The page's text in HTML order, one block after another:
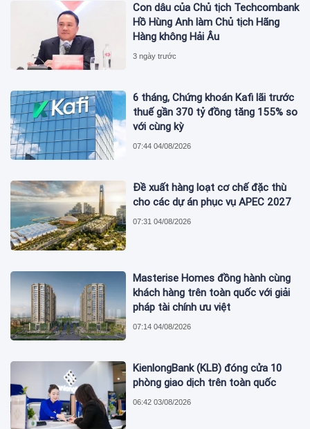
Con dâu của Chủ tịch Techcombank
Hồ Hùng Anh làm Chủ tịch Hãng
Hàng không Hải Âu
3 ngày trước
6 tháng, Chứng khoán Kafi lãi trước
thuế gần 370 tỷ đồng tăng 155% so
với cùng kỳ
07:44 04/08/2026
Đề xuất hàng loạt cơ chế đặc thù
cho các dự án phục vụ APEC 2027
07:31 04/08/2026
Masterise Homes đồng hành cùng
khách hàng trên toàn quốc với giải
pháp tài chính ưu việt
07:14 04/08/2026
KienlongBank (KLB) đóng cửa 10
phòng giao dịch trên toàn quốc
06:42 03/08/2026